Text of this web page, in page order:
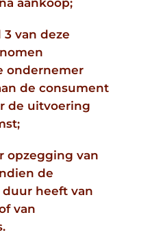
van deze
ondernemer
de consument
de uitvoering
opzegging van
de
heeft van
van